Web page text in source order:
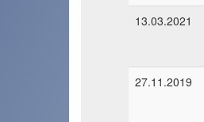
13.03.2021
27.11.2019